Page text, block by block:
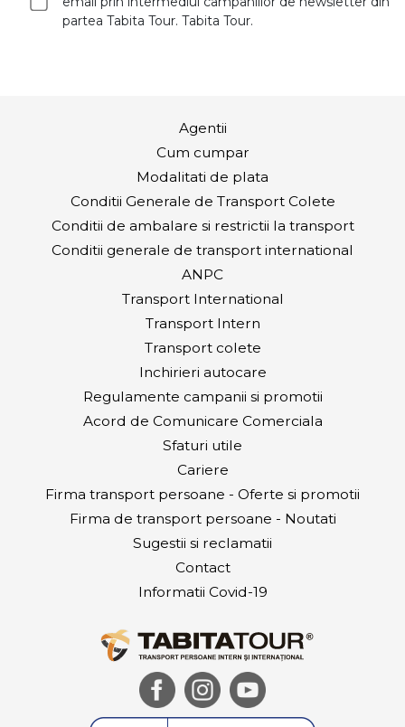
partea Tabita Tour. Tabita Tour.
Agentii
Cum cumpar
Modalitati de plata
Conditii Generale de Transport Colete
Conditii de ambalare si restrictii la transport
Conditii generale de transport international
ANPC
Transport International
Transport Intern
Transport colete
Inchirieri autocare
Regulamente campanii si promotii
Acord de Comunicare Comerciala
Sfaturi utile
Cariere
Firma transport persoane - Oferte si promotii
Firma de transport persoane - Noutati
Sugestii si reclamatii
Contact
Informatii Covid-19